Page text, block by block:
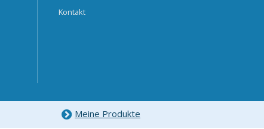
Kontakt
Meine Produkte